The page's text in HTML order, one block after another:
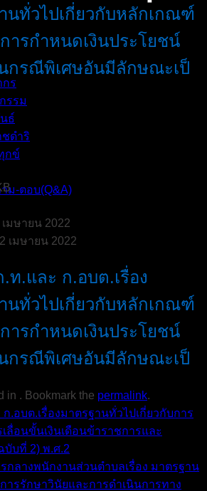
กร
รรม
ธ์
ชดำริ
กข์
ม-ตอบ(Q&A)
นทั่วไปเกี่ยวกับหลักเกณฑ์
ารกำหนดเงินประโยชน์
กรณีพิเศษอันมีลักษณะเป็
เมษายน 2022
เมษายน 2022
ท.และ ก.อบต.เรื่อง
นทั่วไปเกี่ยวกับหลักเกณฑ์
ารกำหนดเงินประโยชน์
กรณีพิเศษอันมีลักษณะเป็
in . Bookmark the permalink.
.อบต.เรื่องมาตรฐานทั่วไปเกี่ยวกับการ
อนขั้นเงินเดือนข้าราชการและ
บที่ 2) พ.ศ.2
ลางพนักงานส่วนตำบลเรื่อง มาตรฐาน
ารรักษาวินัยและการดำเนินการทาง